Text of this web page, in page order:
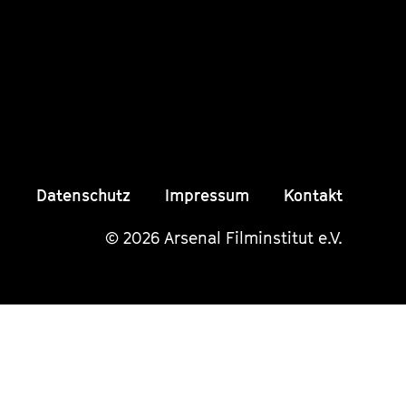
Datenschutz Impressum Kontakt
© 2026 Arsenal Filminstitut e.V.